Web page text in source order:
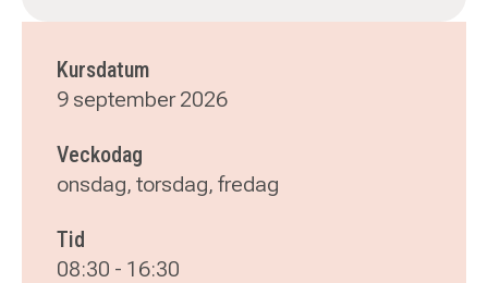
Kursdatum
9 september 2026
Veckodag
onsdag, torsdag, fredag
Tid
08:30 - 16:30